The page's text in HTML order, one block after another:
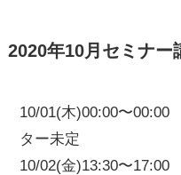
2020年10月セミナー
10/01(木)00:00〜
ター未定
10/02(金)13:30〜